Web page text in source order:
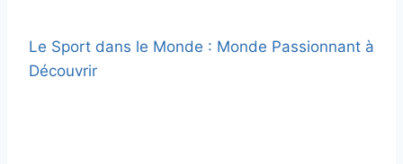
Le Sport dans le Monde : Monde Passionnant à
Découvrir